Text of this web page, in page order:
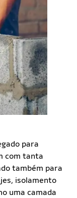
para
com tanta
também para
isolamento
uma camada